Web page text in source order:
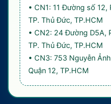
• CN1: 11 Đường số
TP. Thủ Đức, TP.HCM
• CN2: 24 Đường D5A,
TP. Thủ Đức, TP.HCM
• CN3: 753 Nguyễn
Quận 12, TP.HCM